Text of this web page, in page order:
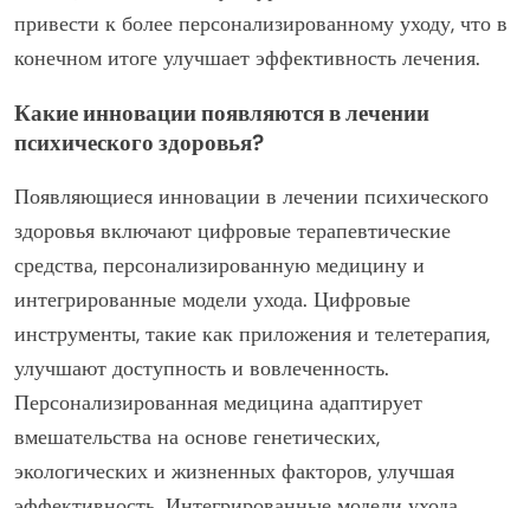
привести к более персонализированному уходу, что в
конечном итоге улучшает эффективность лечения.
Какие инновации появляются в лечении
психического здоровья?
Появляющиеся инновации в лечении психического
здоровья включают цифровые терапевтические
средства, персонализированную медицину и
интегрированные модели ухода. Цифровые
инструменты, такие как приложения и телетерапия,
улучшают доступность и вовлеченность.
Персонализированная медицина адаптирует
вмешательства на основе генетических,
экологических и жизненных факторов, улучшая